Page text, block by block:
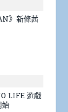
》新條茜
LIFE 遊戲